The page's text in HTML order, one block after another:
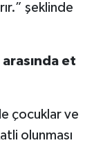
şeklinde
et
çocuklar ve
olunması